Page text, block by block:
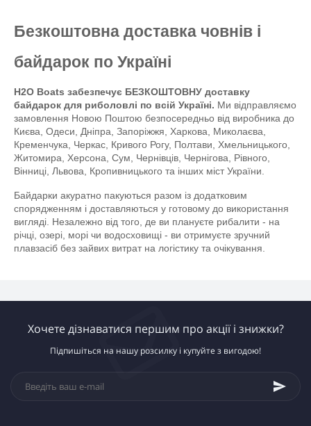
Безкоштовна доставка човнів і
байдарок по Україні
H2O Boats забезпечує БЕЗКОШТОВНУ доставку
байдарок для риболовлі по всій Україні. Ми відправляємо
Києва, Одеси, Дніпра, Запоріжжя, Харкова, Миколаєва,
Кременчука, Черкас, Кривого Рогу, Полтави, Хмельницького,
Житомира, Херсона, Сум, Чернівців, Чернігова, Рівного,
Вінниці, Львова, Кропивницького та інших міст України.
Байдарки акуратно пакуються разом із додатковим
спорядженням і доставляються у готовому до використання
вигляді. Незалежно від того, де ви плануєте рибалити - на
річці, озері, морі чи водосховищі - ви отримуєте зручний
плавзасіб без зайвих витрат на логістику та очікування.
Хочете дізнаватися першим про акції і знижки?
Підпишіться на нашу розсилку і купуйте з вигодою!